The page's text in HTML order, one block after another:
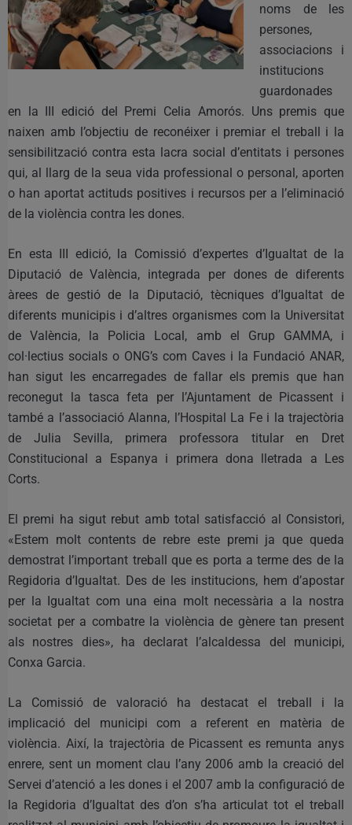
noms de les
persones,
associacions i
institucions
guardonades
en la III edició del Premi Celia Amorós. Uns premis que
naixen amb l’objectiu de reconéixer i premiar el treball i la
sensibilització contra esta lacra social d’entitats i persones
qui, al llarg de la seua vida professional o personal, aporten
o han aportat actituds positives i recursos per a l’eliminació
de la violència contra les dones.
En esta III edició, la Comissió d’expertes d’Igualtat de la
Diputació de València, integrada per dones de diferents
àrees de gestió de la Diputació, tècniques d’Igualtat de
diferents municipis i d’altres organismes com la Universitat
de València, la Policia Local, amb el Grup GAMMA, i
col·lectius socials o ONG’s com Caves i la Fundació ANAR,
han sigut les encarregades de fallar els premis que han
reconegut la tasca feta per l’Ajuntament de Picassent i
també a l’associació Alanna, l’Hospital La Fe i la trajectòria
de Julia Sevilla, primera professora titular en Dret
Constitucional a Espanya i primera dona lletrada a Les
Corts.
El premi ha sigut rebut amb total satisfacció al Consistori,
«Estem molt contents de rebre este premi ja que queda
demostrat l’important treball que es porta a terme des de la
Regidoria d’Igualtat. Des de les institucions, hem d’apostar
per la Igualtat com una eina molt necessària a la nostra
societat per a combatre la violència de gènere tan present
als nostres dies», ha declarat l’alcaldessa del municipi,
Conxa Garcia.
La Comissió de valoració ha destacat el treball i la
implicació del municipi com a referent en matèria de
violència. Així, la trajectòria de Picassent es remunta anys
enrere, sent un moment clau l’any 2006 amb la creació del
Servei d’atenció a les dones i el 2007 amb la configuració de
la Regidoria d’Igualtat des d’on s’ha articulat tot el treball